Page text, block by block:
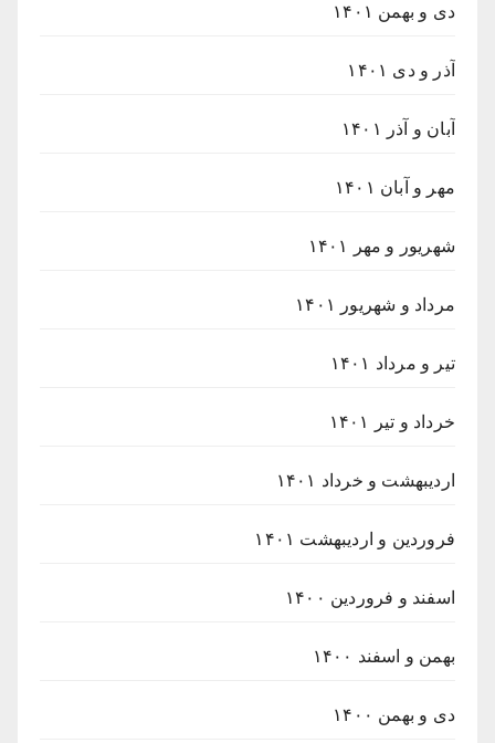
دی و بهمن ۱۴۰۱
آذر و دی ۱۴۰۱
آبان و آذر ۱۴۰۱
مهر و آبان ۱۴۰۱
شهریور و مهر ۱۴۰۱
مرداد و شهریور ۱۴۰۱
تیر و مرداد ۱۴۰۱
خرداد و تیر ۱۴۰۱
اردیبهشت و خرداد ۱۴۰۱
فروردین و اردیبهشت ۱۴۰۱
اسفند و فروردین ۱۴۰۰
بهمن و اسفند ۱۴۰۰
دی و بهمن ۱۴۰۰